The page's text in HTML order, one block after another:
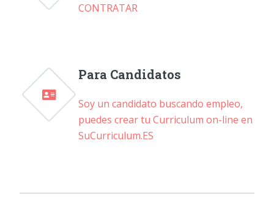
CONTRATAR
Para Candidatos
Soy un candidato buscando empleo,
puedes crear tu Curriculum on-line en
SuCurriculum.ES